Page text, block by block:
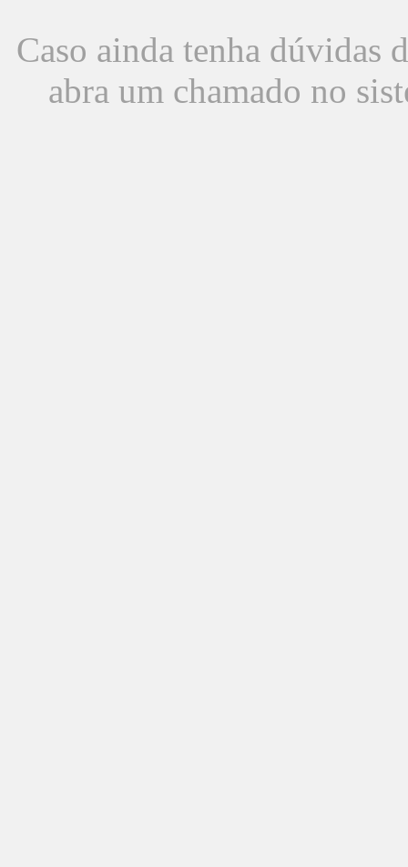
Caso ainda tenha dúvidas
abra um chamado no